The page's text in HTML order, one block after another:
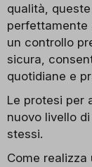
qualità,
perfettamente
un controllo
sicura,
quotidiane e
Le protesi per
nuovo livello
stessi.
Come